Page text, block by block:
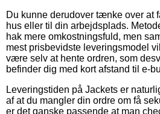
Du kunne derudover tænke over at
hus eller til din arbejdsplads.
hak mere omkostningsfuld, men
mest prisbevidste leveringsmodel
være selv at hente ordren, som
befinder dig med kort afstand til e-
Leveringstiden på Jackets er
af at du mangler din ordre om få
er det ganske passende at man